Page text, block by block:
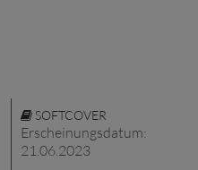
SOFTCOVER
Erscheinungsdatum:
21.06.2023